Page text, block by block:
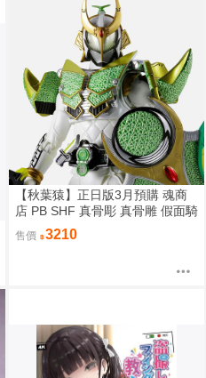
【秋葉猿】正日版3月預購 魂商
店 PB SHF 真骨彫 真骨雕 假面騎
士 鎧武 斬月 哈密瓜
售價 3210